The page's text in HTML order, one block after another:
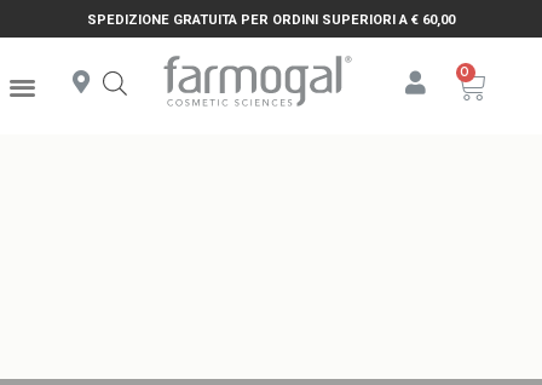
SPEDIZIONE GRATUITA PER ORDINI SUPERIORI A € 60,00